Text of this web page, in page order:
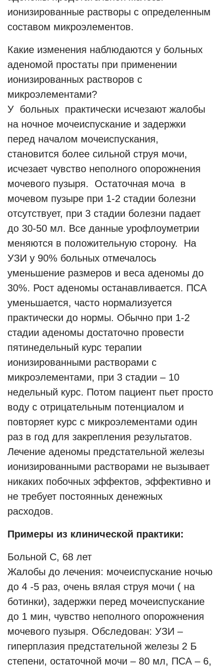
ионизированные растворы с определенным
составом микроэлементов.
Какие изменения наблюдаются у больных
аденомой простаты при применении
ионизированных растворов с
микроэлементами?
У больных практически исчезают жалобы
на ночное мочеиспускание и задержки
перед началом мочеиспускания,
становится более сильной струя мочи,
исчезает чувство неполного опорожнения
мочевого пузыря. Остаточная моча в
мочевом пузыре при 1-2 стадии болезни
отсутствует, при 3 стадии болезни падает
до 30-50 мл. Все данные урофлоуметрии
меняются в положительную сторону. На
УЗИ у 90% больных отмечалось
уменьшение размеров и веса аденомы до
30%. Рост аденомы останавливается. ПСА
уменьшается, часто нормализуется
практически до нормы. Обычно при 1-2
стадии аденомы достаточно провести
пятинедельный курс терапии
ионизированными растворами с
микроэлементами, при 3 стадии – 10
недельный курс. Потом пациент пьет просто
воду с отрицательным потенциалом и
повторяет курс с микроэлементами один
раз в год для закрепления результатов.
Лечение аденомы предстательной железы
ионизированными растворами не вызывает
никаких побочных эффектов, эффективно и
не требует постоянных денежных
расходов.
Примеры из клинической практики:
Больной С, 68 лет
Жалобы до лечения: мочеиспускание ночью
до 4 -5 раз, очень вялая струя мочи ( на
ботинки), задержки перед мочеиспускание
до 1 мин, чувство неполного опорожнения
мочевого пузыря. Обследован: УЗИ –
гиперплазия предстательной железы 2 Б
степени, остаточной мочи – 80 мл, ПСА – 6,